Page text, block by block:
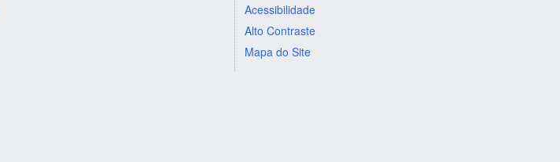
Acessibilidade
Alto Contraste
Mapa do Site